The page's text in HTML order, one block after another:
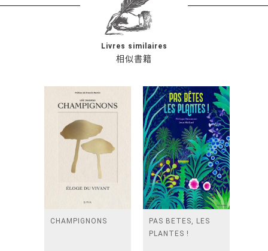
相似書籍
Livres similaires
CHAMPIGNONS
PAS BETES, LES
PLANTES !